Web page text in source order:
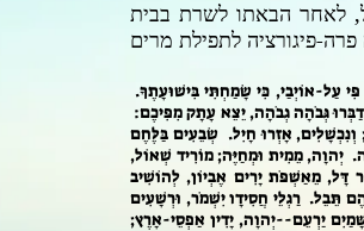
לאחר הבאתו לשרת בבית
פיגורציה לתפילת מרים
עַל-אוֹיְבַי, כִּי שָׂמַחְתִּי בִּישׁוּעָתֶךָ.
גְּבֹהָה גְבֹהָה, יֵצֵא עָתָק מִפִּיכֶם:
וְנִכְשָׁלִים, אָזְרוּ חָיִל. שְׂבֵעִים בַּלֶּחֶם
יְהוָה, מֵמִית וּמְחַיֶּה; מוֹרִיד שְׁאוֹל,
מֵאַשְׁפֹּת יָרִים אֶבְיוֹן, לְהוֹשִׁיב
תֵּבֵל. רַגְלֵי חֲסִידָו יִשְׁמֹר, וּרְשָׁעִים
יַרְעֵם--יְהוָה, יָדִין אַפְסֵי-אָרֶץ;